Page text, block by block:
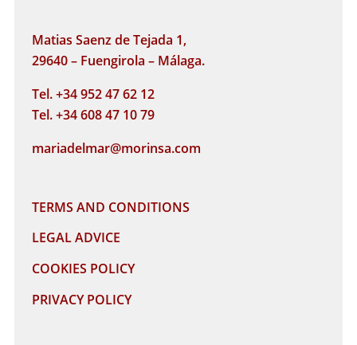
Matias Saenz de Tejada 1,
29640 – Fuengirola – Málaga.
Tel. +34 952 47 62 12
Tel. +34 608 47 10 79
mariadelmar@morinsa.com
TERMS AND CONDITIONS
LEGAL ADVICE
COOKIES POLICY
PRIVACY POLICY